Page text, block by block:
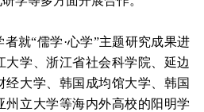
“儒学·心学”主题研究成果进
大学、浙江省社会科学院、延边
经大学、韩国成均馆大学、韩国
州立大学等海内外高校的阳明学